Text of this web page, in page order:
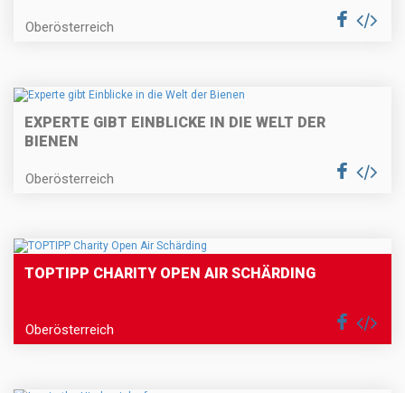
Oberösterreich
EXPERTE GIBT EINBLICKE IN DIE WELT DER
BIENEN
Oberösterreich
TOPTIPP CHARITY OPEN AIR SCHÄRDING
Oberösterreich